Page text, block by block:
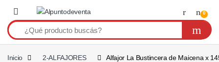
Saltar a navegación
0
Inicio 2-ALFAJORES Alfajor La Bustincera de Maicena x